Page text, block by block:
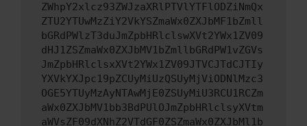
ZWhpY2xlcz93ZWJzaXRlPTVlYTFlODZiNmQx
ZTU2YTUwMzZiY2VkYSZmaWx0ZXJbMF1bZmll
bGRdPWlzT3duJmZpbHRlclswXVt2YWx1ZV09
dHJ1ZSZmaWx0ZXJbMV1bZmllbGRdPW1vZGVs
JmZpbHRlclsxXVt2YWx1ZV09JTVCJTdCJTIy
YXVkYXJpc19pZCUyMiUzQSUyMjViODNlMzc3
OGE5YTUyMzAyNTAwMjE0ZSUyMiU3RCU1RCZm
aWx0ZXJbMV1bb3BdPUlOJmZpbHRlclsyXVtm
aWVsZF09dXNhZ2VTdGF0ZSZmaWx0ZXJbMl1b